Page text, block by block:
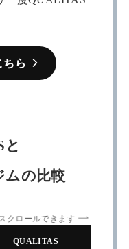
ちら
と
ムの比較
スクロールできます
QUALITAS